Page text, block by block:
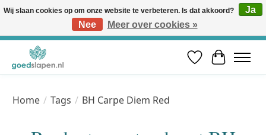
Vóór 12u besteld, volgende werkdag in huis* | Gratis verzending vanaf €50 | Professioneel slaapadvies
Verlanglijst
Home / Tags / BH Carpe Diem Red
Wij slaan cookies op om onze website te verbeteren. Is dat akkoord?
Ja
Nee
Meer over cookies »